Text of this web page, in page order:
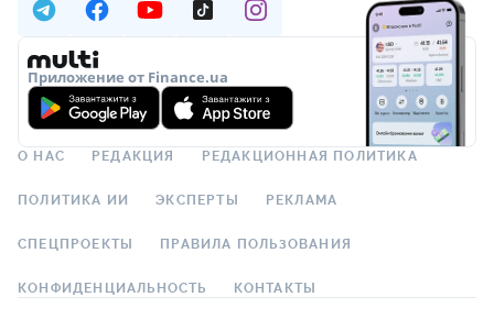
Приложение от Finance.ua
О НАС РЕДАКЦИЯ РЕДАКЦИОННАЯ ПОЛИТИКА
ПОЛИТИКА ИИ ЭКСПЕРТЫ РЕКЛАМА
СПЕЦПРОЕКТЫ ПРАВИЛА ПОЛЬЗОВАНИЯ
КОНФИДЕНЦИАЛЬНОСТЬ КОНТАКТЫ